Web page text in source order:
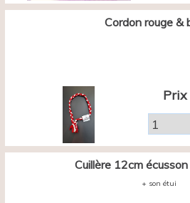
Cordon rouge &
Prix
Cuillère 12cm
+ son étui